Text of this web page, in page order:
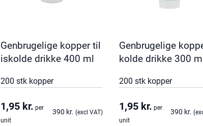
Genbrugelige kopper til
iskolde drikke 400 ml
200 stk kopper
1,95 kr. per
unit
390 kr. (excl VAT)
Genbrugelige
kolde drikke 300 ml
200 stk kopper
1,95 kr. per
unit
390 kr.